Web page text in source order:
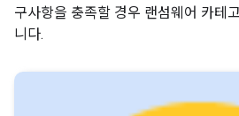
구사항을 충족할 경우 랜섬웨어 카테
니다.